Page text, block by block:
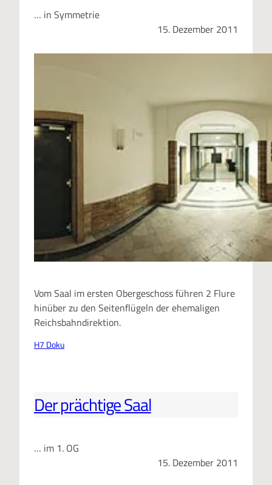
… in Symmetrie
15. Dezember 2011
Vom Saal im ersten Obergeschoss führen 2 Flure
hinüber zu den Seitenflügeln der ehemaligen
Reichsbahndirektion.
H7 Doku
Der prächtige Saal
… im 1. OG
15. Dezember 2011